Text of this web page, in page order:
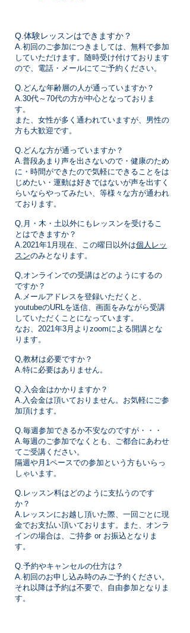
Q.体験レッスンはできますか？
A.初回のご参加につきましては、無料で参加
していただけます。 随時受け付けております
ので、電話・メールにてご予約ください。
Q.どんな年齢層の人が通っていますか？
A.30代～70代の方が中心となっておりま
す。
また、女性が多く通われていますが、男性の
方も大歓迎です。
Q.どんな方が通っていますか？
A.普段あまり声を出さないので・健康のため
に・時間ができたので気軽にできることをは
じめたい・ 運動は好きではないが声を出すく
らいならやってみたい、等様々な方が通われ
ております。
Q,月・木・土以外にもレッスンを受けるこ
とはできますか？
A.2021年1月現在、この曜日以外は個人レッ
スンのみとなります。
Q,オンラインでの受講はどのようにするの
ですか？
A.メールアドレスを登録いただくと、
youtubeのURLを送信、画面をみながら受講
していただくことになっています。
なお、2021年3月よりzoomによる開講とな
ります。
Q,教材は必要ですか？
A.特に必要はありません。
Q.入会金はかかりますか？
A.入会金は頂いておりません。お気軽にご参
加頂けます。
Q.毎週参加できるか不安なのですが・・・
A.毎週のご参加でなくとも、ご都合にあわせ
てご受講ください。
隔週や月1ペースでの参加という方もいらっ
しゃいます。
Q.レッスン料はどのように支払うのです
か？
A.レッスンにお越し頂いた際、一回ごとに現
金でお支払い頂いております。また、オンラ
インの場合は、ご持参 or お振込となりま
す。
Q.予約やキャンセルの仕方は？
A.初回のお申し込み時のみご予約ください。
それ以降は予約は不要で、自由参加となりま
す。